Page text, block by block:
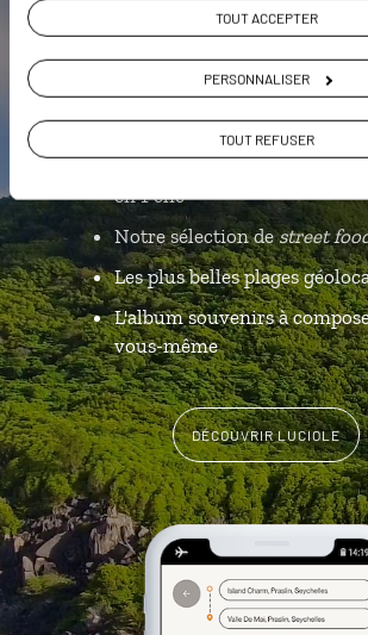
TOUT ACCEPTER
PERSONNALISER
TOUT REFUSER
Luciole,
l'appli qui vous guide aux
Seychelles
L’itinéraire vers votre
en 1 clic
Notre sélection destreet
Les plus belles plages
L'album souvenirs à
vous-même
DÉCOUVRIR LUCIOLE